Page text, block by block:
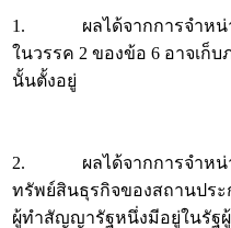
1. ผลได้จากการจำหน่า
ในวรรค 2 ของข้อ 6 อาจเก็
นั้นตั้งอยู่
2. ผลได้จากการจำหน่า
ทรัพย์สินธุรกิจของสถานประ
ผู้ทำสัญญารัฐหนึ่งมีอยู่ในรัฐ